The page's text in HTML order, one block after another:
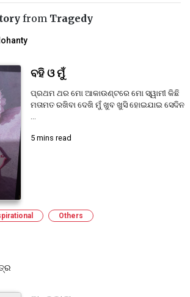
from Tragedy
ବହି ଓ ମୁଁ
ପ୍ରଥମ ଥର ମୋ ଆକାଉଣ୍ଟରେ ମୋ ସ୍ୱାମୀ କିଛି
ମତାମତ ରଖିବା ଦେଖି ମୁଁ ଖୁବ ଖୁସି ହୋଇଯାଇ ସେଦିନ
...
5 mins read
Others